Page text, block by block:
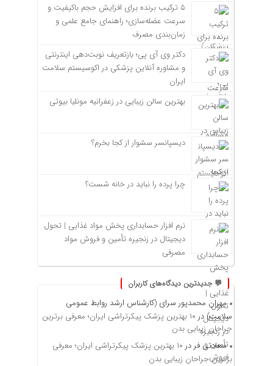
۵ ترکیب برنده برای افزایش حجم باکیفیت و
سرعت عضله‌سازی؛ راهنمای جامع علمی و
زمان‌بندی مصرف
دکتر وی آی پی؛ بازتعریف نوبت‌دهی اینترنتی
و مشاوره آنلاین پزشکی در اکوسیستم سلامت
ایران
بهترین سالن زیبایی در زعفرانیه مونلیا بیوتی
دیسپانسر سشوار از کجا بخرم؟
چرا پرده را نباید در خانه شست؟
نرم افزار حسابداری پخش مواد غذایی | تحول
دیجیتال در زنجیره تأمین و فروش مواد
مصرفی
💬 جدیدترین دیدگاه‌های کاربران
مهران محمدپور سرای (کارشناس ارشد روابط عمومی
سلامت)در
۱۰ بهترین پزشک پیکرتراشی ایران؛ معرفی برترین
جراحان زیبایی بدن
سعادتی فر در
۱۰ بهترین پزشک پیکرتراشی ایران؛ معرفی
برترین جراحان زیبایی بدن